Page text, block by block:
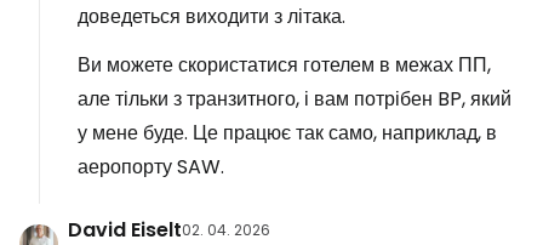
доведеться виходити з літака.
Ви можете скористатися готелем в межах ПП,
але тільки з транзитного, і вам потрібен BP, який
у мене буде. Це працює так само, наприклад, в
аеропорту SAW.
David Eiselt02. 04. 2026